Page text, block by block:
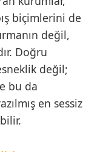
biçimlerini de
değil,
Doğru
değil;
bu da
en sessiz